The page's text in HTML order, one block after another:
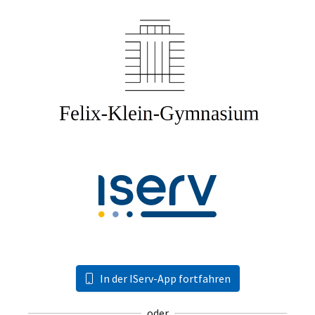
In der IServ-App fortfahren